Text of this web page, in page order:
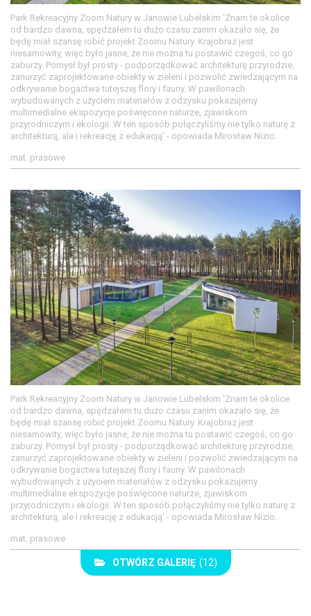
Park Rekreacyjny Zoom Natury w Janowie Lubelskim 'Znam te okolice
od bardzo dawna, spędzałem tu dużo czasu zanim okazało się, że
będę miał szansę robić projekt Zoomu Natury. Krajobraz jest
niesamowity, więc było jasne, że nie można tu postawić czegoś, co go
zaburzy. Pomysł był prosty - podporządkować architekturę przyrodzie,
zanurzyć zaprojektowane obiekty w zieleni i pozwolić zwiedzającym na
odkrywanie bogactwa tutejszej flory i fauny. W pawilonach
wybudowanych z użyciem materiałów z odzysku pokazujemy
multimedialne ekspozycje poświęcone naturze, zjawiskom
przyrodniczym i ekologii. W ten sposób połączyliśmy nie tylko naturę z
architekturą, ale i rekreację z edukacją' - opowiada Mirosław Nizio.
mat. prasowe
Park Rekreacyjny Zoom Natury w Janowie Lubelskim 'Znam te okolice
od bardzo dawna, spędzałem tu dużo czasu zanim okazało się, że
będę miał szansę robić projekt Zoomu Natury. Krajobraz jest
niesamowity, więc było jasne, że nie można tu postawić czegoś, co go
zaburzy. Pomysł był prosty - podporządkować architekturę przyrodzie,
zanurzyć zaprojektowane obiekty w zieleni i pozwolić zwiedzającym na
odkrywanie bogactwa tutejszej flory i fauny. W pawilonach
wybudowanych z użyciem materiałów z odzysku pokazujemy
multimedialne ekspozycje poświęcone naturze, zjawiskom
przyrodniczym i ekologii. W ten sposób połączyliśmy nie tylko naturę z
architekturą, ale i rekreację z edukacją' - opowiada Mirosław Nizio.
mat. prasowe
OTWÓRZ GALERIĘ (12)